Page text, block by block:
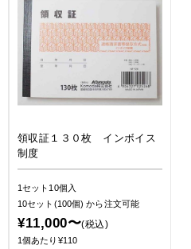
領収証１３０枚 インボイス
制度
1セット10個入
10セット(100個)から注文可能
¥11,000〜(税込)
1個あたり¥110